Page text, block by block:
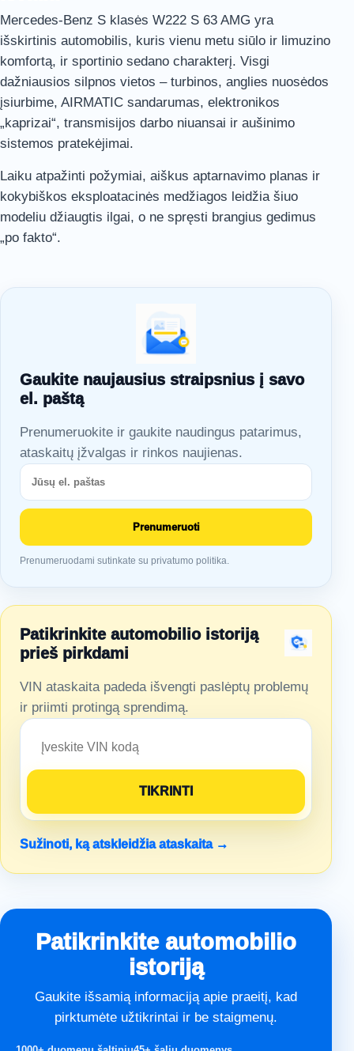
Mercedes-Benz S klasės W222 S 63 AMG yra
išskirtinis automobilis, kuris vienu metu siūlo ir limuzino
komfortą, ir sportinio sedano charakterį. Visgi
dažniausios silpnos vietos – turbinos, anglies nuosėdos
įsiurbime, AIRMATIC sandarumas, elektronikos
„kaprizai“, transmisijos darbo niuansai ir aušinimo
sistemos pratekėjimai.
Laiku atpažinti požymiai, aiškus aptarnavimo planas ir
kokybiškos eksploatacinės medžiagos leidžia šiuo
modeliu džiaugtis ilgai, o ne spręsti brangius gedimus
„po fakto“.
Gaukite naujausius straipsnius į savo
el. paštą
Prenumeruokite ir gaukite naudingus patarimus,
ataskaitų įžvalgas ir rinkos naujienas.
Prenumeruoti
Prenumeruodami sutinkate su privatumo politika.
Patikrinkite automobilio istoriją
prieš pirkdami
VIN ataskaita padeda išvengti paslėptų problemų
ir priimti protingą sprendimą.
Sužinoti, ką atskleidžia ataskaita →
Patikrinkite automobilio
istoriją
Gaukite išsamią informaciją apie praeitį, kad
pirktumėte užtikrintai ir be staigmenų.